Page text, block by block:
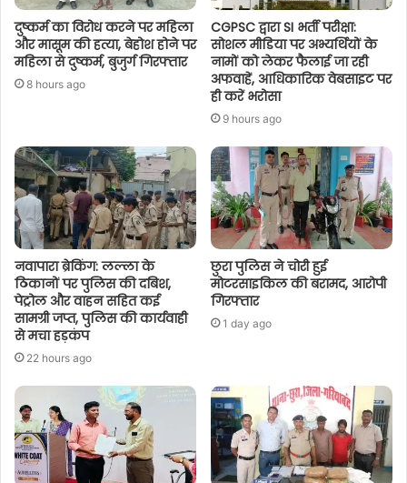
दुष्कर्म का विरोध करने पर महिला
और मासूम की हत्या, बेहोश होने पर
महिला से दुष्कर्म, बुजुर्ग गिरफ्तार
8 hours ago
CGPSC द्वारा SI भर्ती परीक्षा:
सोशल मीडिया पर अभ्यर्थियों के
नामों को लेकर फैलाई जा रही
अफवाहें, आधिकारिक वेबसाइट पर
ही करें भरोसा
9 hours ago
नवापारा ब्रेकिंग: लल्ला के
ठिकानों पर पुलिस की दबिश,
पेट्रोल और वाहन सहित कई
सामग्री जप्त, पुलिस की कार्यवाही
से मचा हड़कंप
22 hours ago
छुरा पुलिस ने चोरी हुई
मोटरसाइकिल की बरामद, आरोपी
गिरफ्तार
1 day ago